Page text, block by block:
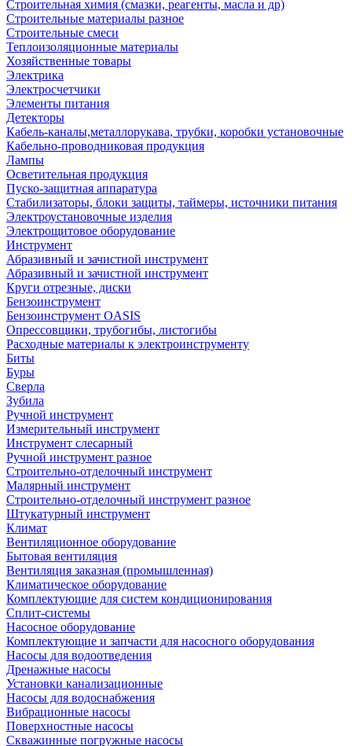
Строительная химия (смазки, реагенты, масла и др)
Строительные материалы разное
Строительные смеси
Теплоизоляционные материалы
Хозяйственные товары
Электрика
Электросчетчики
Элементы питания
Детекторы
Кабель-каналы,металлорукава, трубки, коробки установочные
Кабельно-проводниковая продукция
Лампы
Осветительная продукция
Пуско-защитная аппаратура
Стабилизаторы, блоки защиты, таймеры, источники питания
Электроустановочные изделия
Электрощитовое оборудование
Инструмент
Абразивный и зачистной инструмент
Абразивный и зачистной инструмент
Круги отрезные, диски
Бензоинструмент
Бензоинструмент OASIS
Опрессовщики, трубогибы, листогибы
Расходные материалы к электроинструменту
Биты
Буры
Сверла
Зубила
Ручной инструмент
Измерительный инструмент
Инструмент слесарный
Ручной инструмент разное
Строительно-отделочный инструмент
Малярный инструмент
Строительно-отделочный инструмент разное
Штукатурный инструмент
Климат
Вентиляционное оборудование
Бытовая вентиляция
Вентиляция заказная (промышленная)
Климатическое оборудование
Комплектующие для систем кондиционирования
Сплит-системы
Насосное оборудование
Комплектующие и запчасти для насосного оборудования
Насосы для водоотведения
Дренажные насосы
Установки канализационные
Насосы для водоснабжения
Вибрационные насосы
Поверхностные насосы
Скважинные погружные насосы